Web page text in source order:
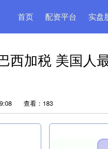
首页 配资平台 实盘
西加税 美国人
查看：183